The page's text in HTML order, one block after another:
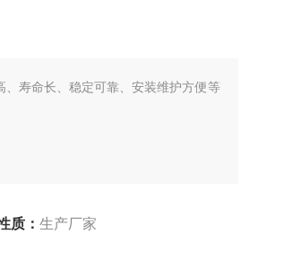
寿命长、稳定可靠、安装维护方便等
质： 生产厂家